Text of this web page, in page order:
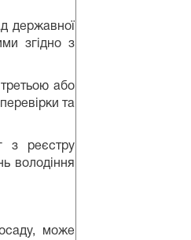
державної
згідно з
або
та
з реєстру
володіння
може